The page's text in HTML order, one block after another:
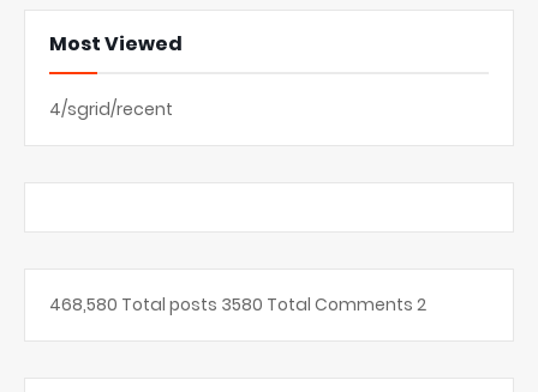
Most Viewed
4/sgrid/recent
468,580 Total posts 3580 Total Comments 2